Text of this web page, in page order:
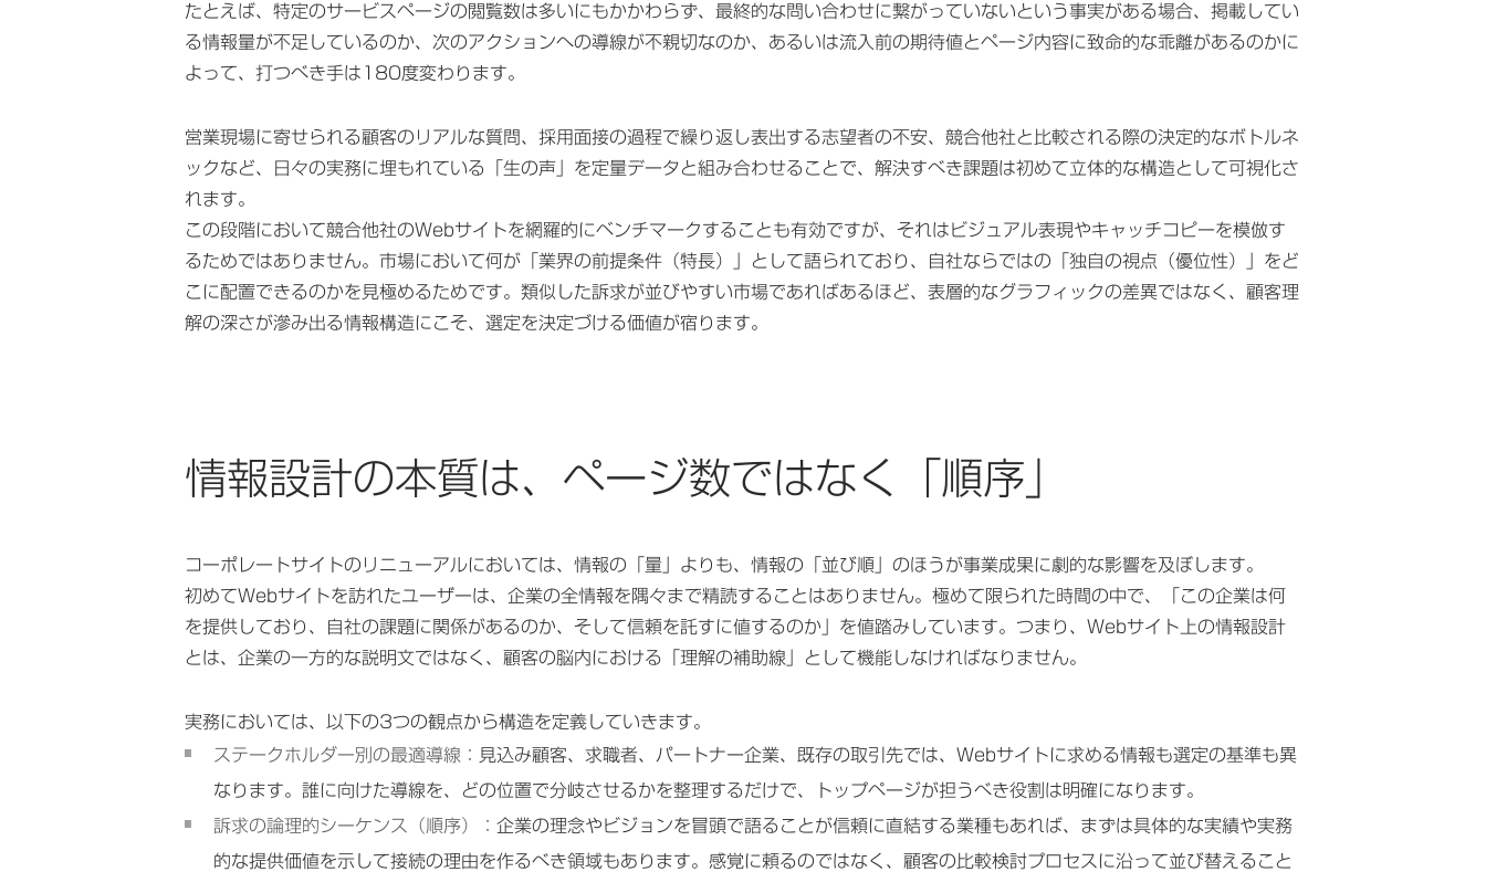
たとえば、特定のサービスページの閲覧数は多いにもかかわらず、最終的な問い合わせに繋がっていないという事実がある場合、掲載してい
る情報量が不足しているのか、次のアクションへの導線が不親切なのか、あるいは流入前の期待値とページ内容に致命的な乖離があるのかに
よって、打つべき手は180度変わります。
営業現場に寄せられる顧客のリアルな質問、採用面接の過程で繰り返し表出する志望者の不安、競合他社と比較される際の決定的なボトルネ
ックなど、日々の実務に埋もれている「生の声」を定量データと組み合わせることで、解決すべき課題は初めて立体的な構造として可視化さ
れます。
この段階において競合他社のWebサイトを網羅的にベンチマークすることも有効ですが、それはビジュアル表現やキャッチコピーを模倣す
るためではありません。市場において何が「業界の前提条件（特長）」として語られており、自社ならではの「独自の視点（優位性）」をど
こに配置できるのかを見極めるためです。類似した訴求が並びやすい市場であればあるほど、表層的なグラフィックの差異ではなく、顧客理
解の深さが滲み出る情報構造にこそ、選定を決定づける価値が宿ります。
情報設計の本質は、ページ数ではなく「順序」
コーポレートサイトのリニューアルにおいては、情報の「量」よりも、情報の「並び順」のほうが事業成果に劇的な影響を及ぼします。
初めてWebサイトを訪れたユーザーは、企業の全情報を隅々まで精読することはありません。極めて限られた時間の中で、「この企業は何
を提供しており、自社の課題に関係があるのか、そして信頼を託すに値するのか」を値踏みしています。つまり、Webサイト上の情報設計
とは、企業の一方的な説明文ではなく、顧客の脳内における「理解の補助線」として機能しなければなりません。
実務においては、以下の3つの観点から構造を定義していきます。
ステークホルダー別の最適導線 ：見込み顧客、求職者、パートナー企業、既存の取引先では、Webサイトに求める情報も選定の基準も異
なります。誰に向けた導線を、どの位置で分岐させるかを整理するだけで、トップページが担うべき役割は明確になります。
訴求の論理的シーケンス（順序）
：企業の理念やビジョンを冒頭で語ることが信頼に直結する業種もあれば、まずは具体的な実績や実務
的な提供価値を示して接続の理由を作るべき領域もあります。感覚に頼るのではなく、顧客の比較検討プロセスに沿って並び替えること